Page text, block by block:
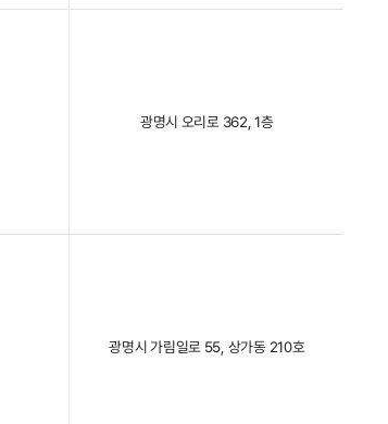
광명시 오리로 362, 1층
광명시 가림일로 55, 상가동 210호